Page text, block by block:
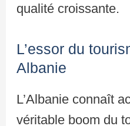
qualité croissante.
L’essor du
Albanie
L’Albanie connaît
véritable boom du